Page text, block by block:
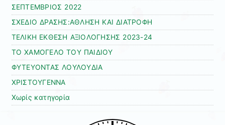
ΣΕΠΤΕΜΒΡΙΟΣ 2022
ΣΧΕΔΙΟ ΔΡΑΣΗΣ:ΑΘΛΗΣΗ ΚΑΙ ΔΙΑΤΡΟΦΗ
ΤΕΛΙΚΗ ΕΚΘΕΣΗ ΑΞΙΟΛΟΓΗΣΗΣ 2023-24
ΤΟ ΧΑΜΟΓΕΛΟ ΤΟΥ ΠΑΙΔΙΟΥ
ΦΥΤΕΥΟΝΤΑΣ ΛΟΥΛΟΥΔΙΑ
ΧΡΙΣΤΟΥΓΕΝΝΑ
Χωρίς κατηγορία